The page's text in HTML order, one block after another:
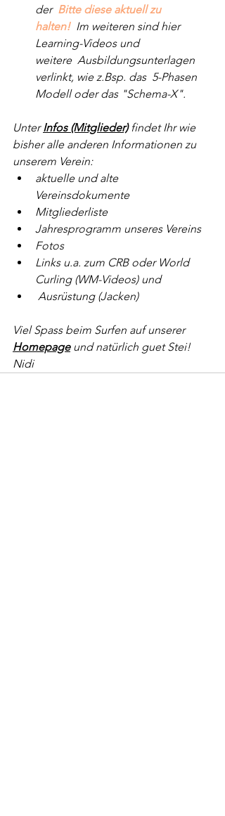
der Bitte diese aktuell zu
halten! Im weiteren sind hier
Learning-Videos und
weitere  Ausbildungsunterlagen
verlinkt, wie z.Bsp. das  5-Phasen
Modell oder das "Schema-X".
Unter Infos (Mitglieder) findet Ihr wie
bisher alle anderen Informationen zu
unserem Verein:
aktuelle und alte
Vereinsdokumente
Mitgliederliste
Jahresprogramm unseres Vereins
Fotos
Links u.a. zum CRB oder World
Curling (WM-Videos) und
Ausrüstung (Jacken)
Viel Spass beim Surfen auf unserer
Homepage und natürlich guet Stei!
Nidi